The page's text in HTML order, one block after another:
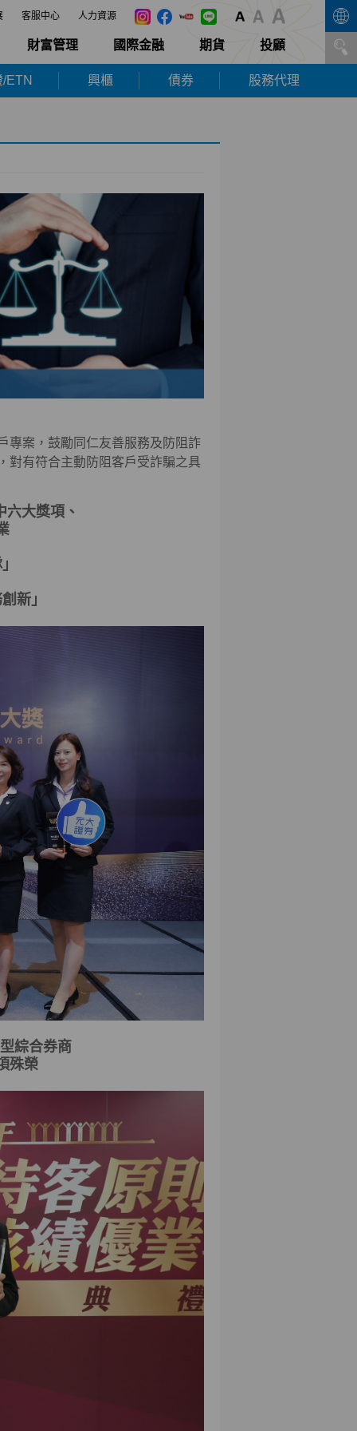
客服中心 人力資源
財富管理 國際金融 期貨 投顧
ETN 興櫃 債券 股務代理
專案，鼓勵同仁友善服務及防阻詐
對有符合主動防阻客戶受詐騙之具
大獎項、
新」
綜合券商
殊榮